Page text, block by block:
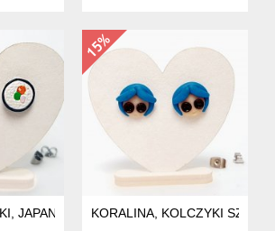
JAPAN STYLEKORALINA, KOLCZYKI